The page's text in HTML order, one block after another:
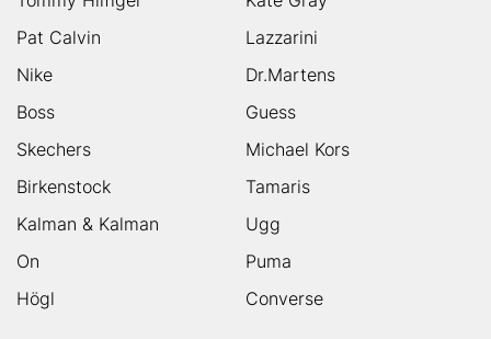
Pat Calvin
Lazzarini
Nike
Dr.Martens
Boss
Guess
Skechers
Michael Kors
Birkenstock
Tamaris
Kalman & Kalman
Ugg
On
Puma
Högl
Converse